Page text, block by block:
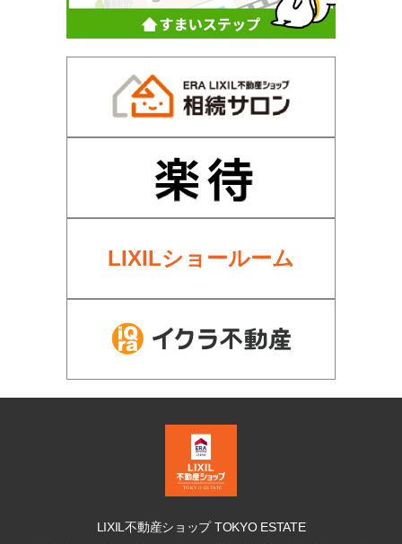
LIXILショールーム
LIXIL不動産ショップ TOKYO ESTATE